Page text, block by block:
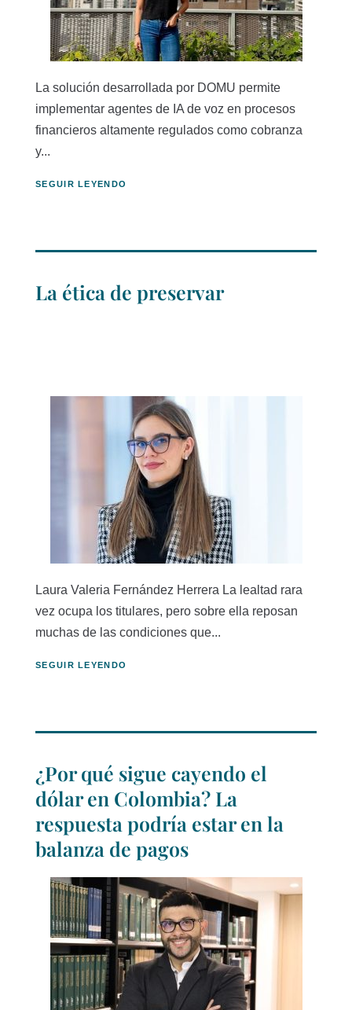
La solución desarrollada por DOMU permite
implementar agentes de IA de voz en procesos
financieros altamente regulados como cobranza
y...
SEGUIR LEYENDO
La ética de preservar
Laura Valeria Fernández Herrera La lealtad rara
vez ocupa los titulares, pero sobre ella reposan
muchas de las condiciones que...
SEGUIR LEYENDO
¿Por qué sigue cayendo el
dólar en Colombia? La
respuesta podría estar en la
balanza de pagos